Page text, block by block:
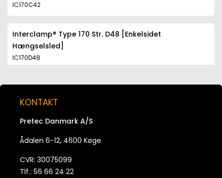
IC170C42
Interclamp® Type 170 Str. D48 [Enkelsidet
Hængselsled]
IC170D48
Interclamp® Type 170 Str. E60 [Enkelsidet
Hængselsled]
KONTAKT
Pretec Danmark A/S
Ådalen 6-12, 4600 Køge
CVR: 30075099
Tlf.: 56 66 24 22